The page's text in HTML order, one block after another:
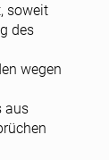
soweit
des
wegen
aus